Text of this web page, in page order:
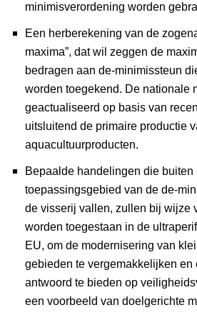
minimisverordening worden
Een herberekening van de
maxima”, dat wil zeggen de
bedragen aan de-minimissteun
worden toegekend. De nationale
geactualiseerd op basis van
uitsluitend de primaire productie
aquacultuurproducten.
Bepaalde handelingen die buiten
toepassingsgebied van de de-
de visserij vallen, zullen bij wijze
worden toegestaan in de
EU, om de modernisering van
gebieden te vergemakkelijken en
antwoord te bieden op
een voorbeeld van doelgerichte